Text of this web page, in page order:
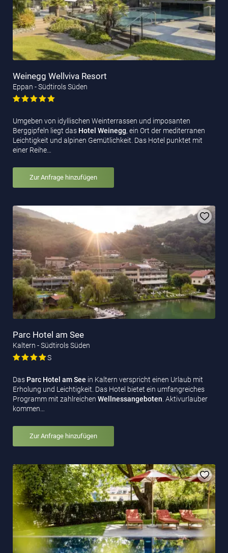
Weinegg Wellviva Resort
Eppan - Südtirols Süden
Umgeben von idyllischen Weinterrassen und imposanten
Berggipfeln liegt das Hotel Weinegg, ein Ort der mediterranen
Leichtigkeit und alpinen Gemütlichkeit. Das Hotel punktet mit
einer Reihe…
Zur Anfrage hinzufügen
Parc Hotel am See
Kaltern - Südtirols Süden
S
Das Parc Hotel am See in Kaltern verspricht einen Urlaub mit
Erholung und Leichtigkeit. Das Hotel bietet ein umfangreiches
Programm mit zahlreichen Wellnessangeboten. Aktivurlauber
kommen…
Zur Anfrage hinzufügen